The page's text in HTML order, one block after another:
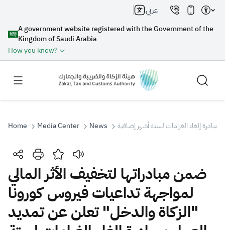
A government website registered with the Government of the
Kingdom of Saudi Arabia
How you know?
عربي
Search
Search Search AI
Suggestions
Home Media Center News إلغاء الغرامات لستة أشهر إضافية
ضمن مبادراتها لتخفيف الأثر المالي
لمواجهة تداعيات فيروس كورونا
"الزكاة والدخل" تعلن عن تمديد